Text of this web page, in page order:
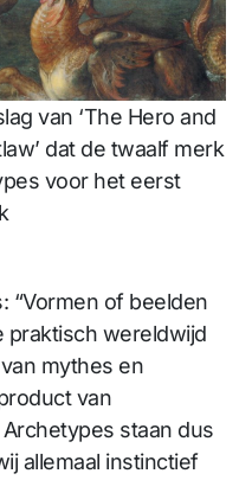
van ‘The Hero and
dat de twaalf merk
voor het eerst
“Vormen of beelden
praktisch wereldwijd
mythes en
van
staan dus
allemaal instinctief